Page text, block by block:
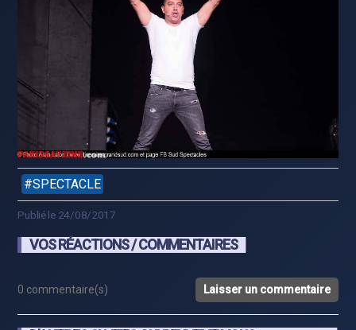
SPECTACLE
Publié le 24/08/2017
VOS RÉACTIONS / COMMENTAIRES
0 commentaire(s) Laisser un commentaire